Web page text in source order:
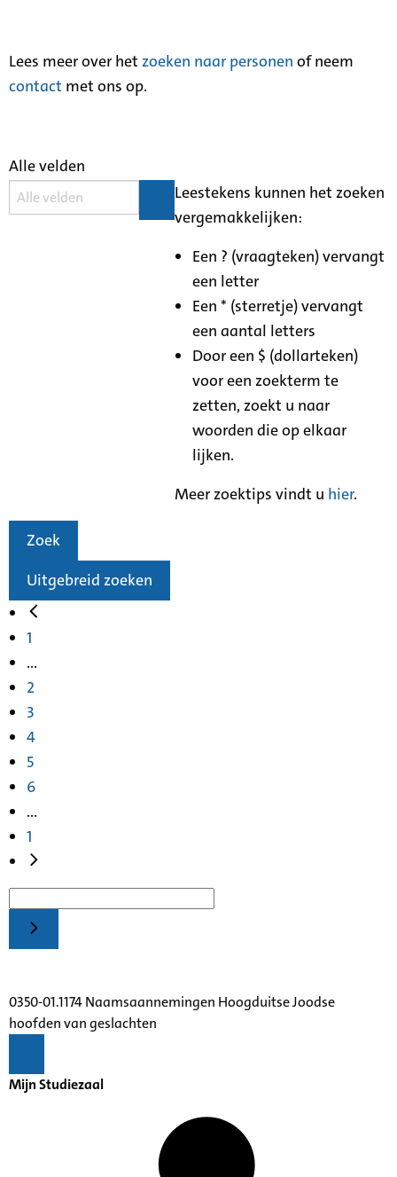
Lees meer over het zoeken naar personen of neem
contact met ons op.
Alle velden
Leestekens kunnen het zoeken
vergemakkelijken:
Een ? (vraagteken) vervangt
een letter
Een * (sterretje) vervangt
een aantal letters
Door een $ (dollarteken)
voor een zoekterm te
zetten, zoekt u naar
woorden die op elkaar
lijken.
Meer zoektips vindt u hier.
Zoek
Uitgebreid zoeken
1
...
2
3
4
5
6
...
1
0350-01.1174 Naamsaannemingen Hoogduitse Joodse
hoofden van geslachten
Mijn Studiezaal